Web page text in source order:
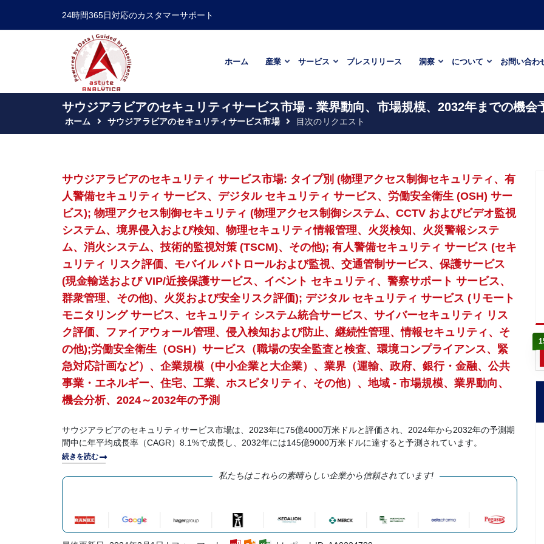
24時間365日対応のカスタマーサポート
ホーム 産業 サービス プレスリリース 洞察 について お問い合わ
サウジアラビアのセキュリティサービス市場 - 業界動向、市場規模、2032年までの機会
ホーム サウジアラビアのセキュリティサービス市場 目次のリクエスト
サウジアラビアのセキュリティ サービス市場: タイプ別 (物理アクセス制御セキュリティ、有
人警備セキュリティ サービス、デジタル セキュリティ サービス、労働安全衛生 (OSH) サー
ビス); 物理アクセス制御セキュリティ (物理アクセス制御システム、CCTV およびビデオ監視
システム、境界侵入および検知、物理セキュリティ情報管理、火災検知、火災警報システ
ム、消火システム、技術的監視対策 (TSCM)、その他); 有人警備セキュリティ サービス (セキ
ュリティ リスク評価、モバイル パトロールおよび監視、交通管制サービス、保護サービス
(現金輸送および VIP/近接保護サービス、イベント セキュリティ、警察サポート サービス、
群衆管理、その他)、火災および安全リスク評価); デジタル セキュリティ サービス (リモート
モニタリング サービス、セキュリティ システム統合サービス、サイバーセキュリティ リス
ク評価、ファイアウォール管理、侵入検知および防止、継続性管理、情報セキュリティ、そ
の他);労働安全衛生（OSH）サービス（職場の安全監査と検査、環境コンプライアンス、緊
急対応計画など）、企業規模（中小企業と大企業）、業界（運輸、政府、銀行・金融、公共
事業・エネルギー、住宅、工業、ホスピタリティ、その他）、地域 - 市場規模、業界動向、
機会分析、2024～2032年の予測
サウジアラビアのセキュリティサービス市場は、2023年に75億4000万米ドルと評価され、2024年から2032年の予測期
間中に年平均成長率（CAGR）8.1%で成長し、2032年には145億9000万米ドルに達すると予測されています。
続きを読む
私たちはこれらの素晴らしい企業から信頼されています!